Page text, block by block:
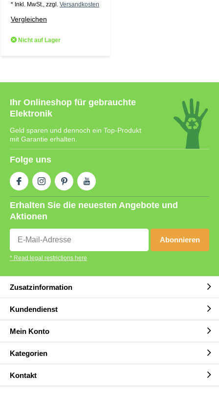
* Inkl. MwSt., zzgl. Versandkosten
Vergleichen
Nicht auf Lager
Ihr Onlineshop für gebrauchte
Elektronik
Geld sparen und dennoch ein Top-Produkt
mit Garantie erhalten.
Folge uns
Erhalten Sie die neuesten Angebote und
Aktionen
Abonnieren
* Read legal restrictions here
Zusatzinformation
Kundendienst
Mein Konto
Kategorien
Kontakt